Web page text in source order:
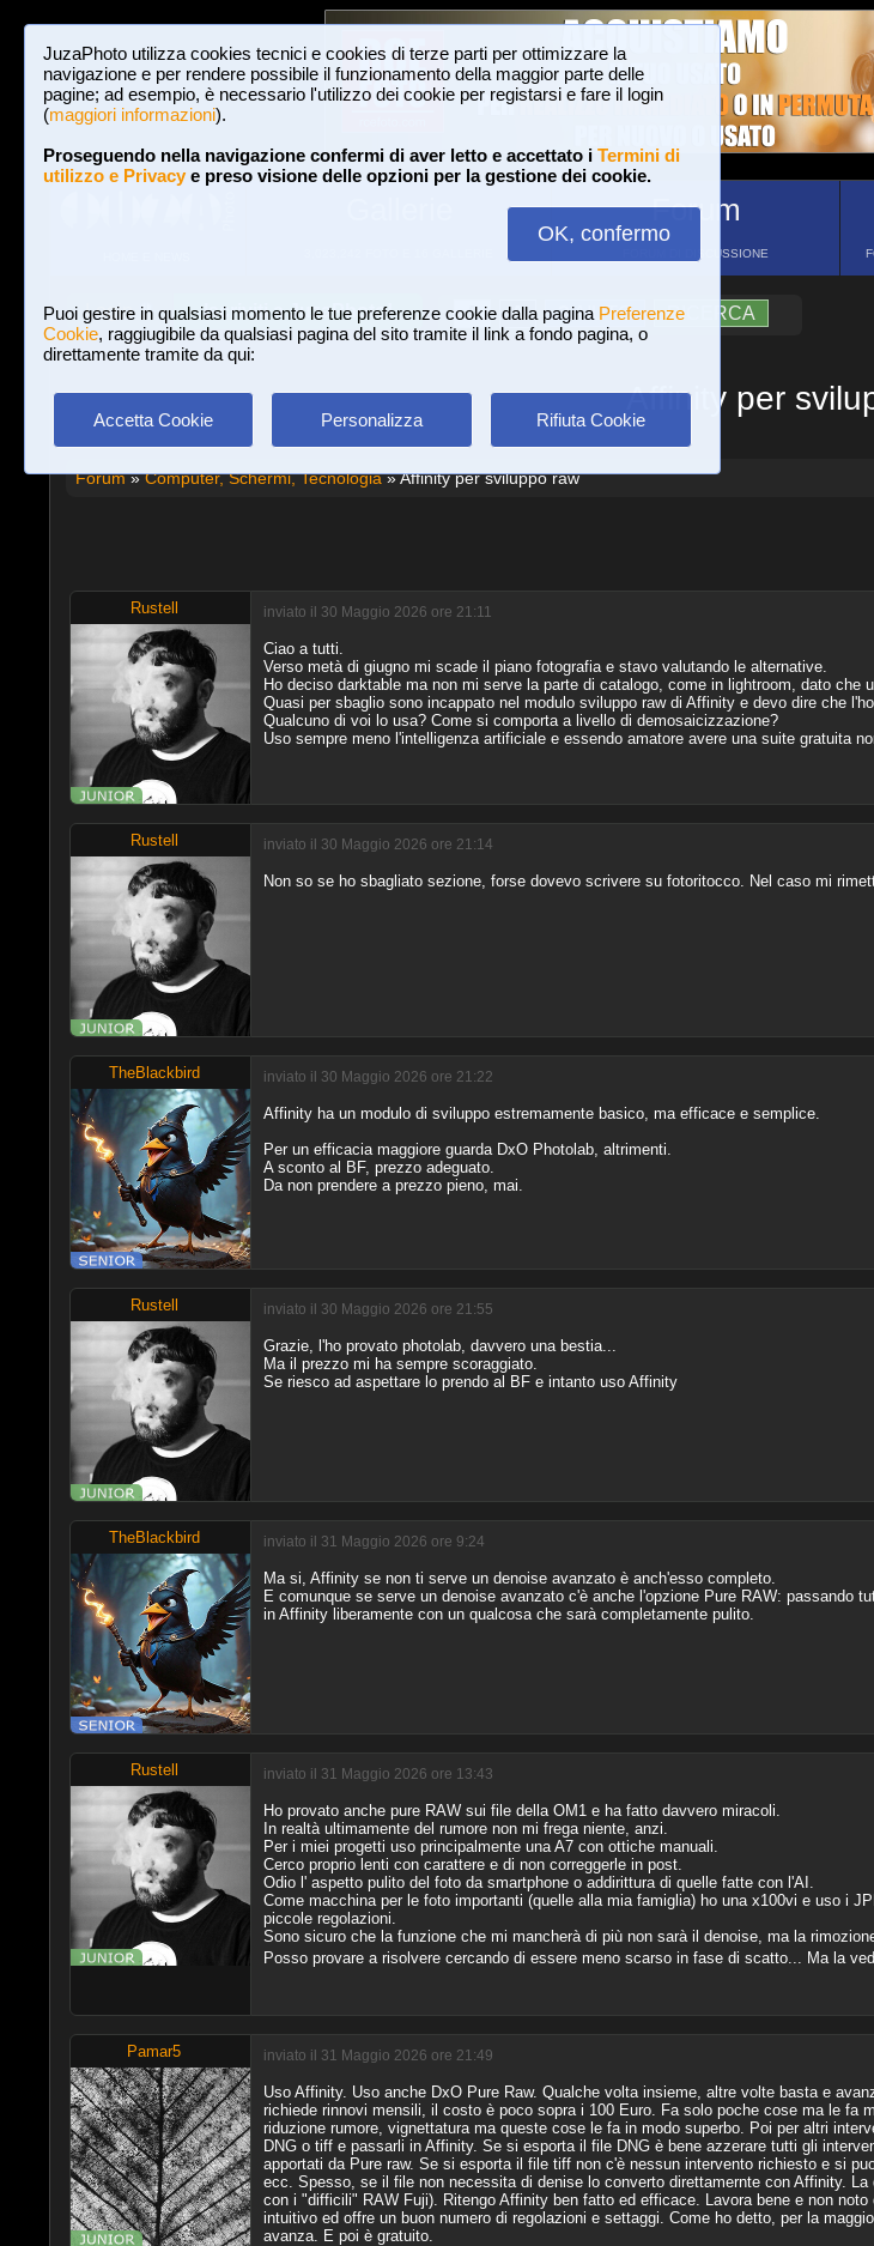
JuzaPhoto utilizza cookies tecnici e cookies di terze parti per ottimizzare la
navigazione e per rendere possibile il funzionamento della maggior parte delle
pagine; ad esempio, è necessario l'utilizzo dei cookie per registarsi e fare il login
(maggiori informazioni).
Proseguendo nella navigazione confermi di aver letto e accettato i Termini di
utilizzo e Privacye preso visione delle opzioni per la gestione dei cookie.
OK, confermo
Puoi gestire in qualsiasi momento le tue preferenze cookie dalla pagina Preferenze
Cookie, raggiugibile da qualsiasi pagina del sito tramite il link a fondo pagina, o
direttamente tramite da qui:
Accetta Cookie Personalizza Rifiuta Cookie
Forum
FORUM DI DISCUSSIONE
Login Iscriviti a JuzaPhoto! A A ?AIUTO RICERCA
Affinity per
Forum»Computer, Schermi, Tecnologia» Affinity per sviluppo raw
Rustell inviato il 30 Maggio 2026 ore 21:11
Ciao a tutti.
Verso metà di giugno mi scade il piano fotografia e stavo valutando le alternative.
Ho deciso darktable ma non mi serve la parte di catalogo, come in lightroom, dato che
Quasi per sbaglio sono incappato nel modulo sviluppo raw di Affinity e devo dire che
Qualcuno di voi lo usa? Come si comporta a livello di demosaicizzazione?
Uso sempre meno l'intelligenza artificiale e essendo amatore avere una suite gratuita
Rustell inviato il 30 Maggio 2026 ore 21:14
Non so se ho sbagliato sezione, forse dovevo scrivere su fotoritocco. Nel caso mi
TheBlackbird inviato il 30 Maggio 2026 ore 21:22
Affinity ha un modulo di sviluppo estremamente basico, ma efficace e semplice.
Per un efficacia maggiore guarda DxO Photolab, altrimenti.
A sconto al BF, prezzo adeguato.
Da non prendere a prezzo pieno, mai.
Rustell inviato il 30 Maggio 2026 ore 21:55
Grazie, l'ho provato photolab, davvero una bestia...
Ma il prezzo mi ha sempre scoraggiato.
Se riesco ad aspettare lo prendo al BF e intanto uso Affinity
TheBlackbird inviato il 31 Maggio 2026 ore 9:24
Ma si, Affinity se non ti serve un denoise avanzato è anch'esso completo.
E comunque se serve un denoise avanzato c'è anche l'opzione Pure RAW: passando
in Affinity liberamente con un qualcosa che sarà completamente pulito.
Rustell inviato il 31 Maggio 2026 ore 13:43
Ho provato anche pure RAW sui file della OM1 e ha fatto davvero miracoli.
In realtà ultimamente del rumore non mi frega niente, anzi.
Per i miei progetti uso principalmente una A7 con ottiche manuali.
Cerco proprio lenti con carattere e di non correggerle in post.
Odio l' aspetto pulito del foto da smartphone o addirittura di quelle fatte con l'AI.
Come macchina per le foto importanti (quelle alla mia famiglia) ho una x100vi e uso i
piccole regolazioni.
Sono sicuro che la funzione che mi mancherà di più non sarà il denoise, ma la
Posso provare a risolvere cercando di essere meno scarso in fase di scatto... Ma la
Pamar5 inviato il 31 Maggio 2026 ore 21:49
Uso Affinity. Uso anche DxO Pure Raw. Qualche volta insieme, altre volte basta e
richiede rinnovi mensili, il costo è poco sopra i 100 Euro. Fa solo poche cose ma le fa
riduzione rumore, vignettatura ma queste cose le fa in modo superbo. Poi per altri
DNG o tiff e passarli in Affinity. Se si esporta il file DNG è bene azzerare tutti gli
apportati da Pure raw. Se si esporta il file tiff non c'è nessun intervento richiesto e si
ecc. Spesso, se il file non necessita di denise lo converto direttamernte con Affinity.
con i "difficili" RAW Fuji). Ritengo Affinity ben fatto ed efficace. Lavora bene e non
intuitivo ed offre un buon numero di regolazioni e settaggi. Come ho detto, per la
avanza. E poi è gratuito.